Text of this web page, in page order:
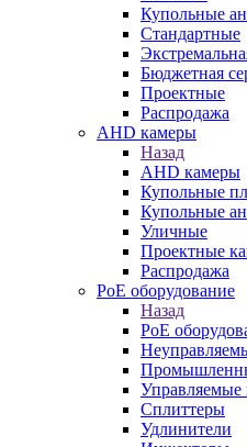
Купольные
Стандартные
Бюджетная
Проектные
Распродажа
AHD камеры
Назад
AHD камеры
Купольные
Купольные
Уличные
Проектные
Распродажа
PoE оборудование
Назад
PoE
Управляемые
Сплиттеры
Удлинители